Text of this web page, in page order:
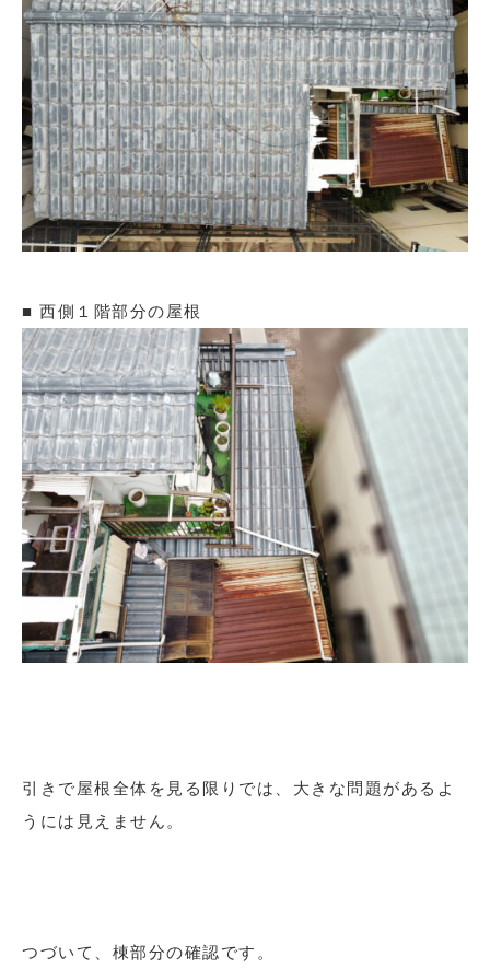
■ 西側１階部分の屋根
引きで屋根全体を見る限りでは、大きな問題があるよ
うには見えません。
つづいて、棟部分の確認です。